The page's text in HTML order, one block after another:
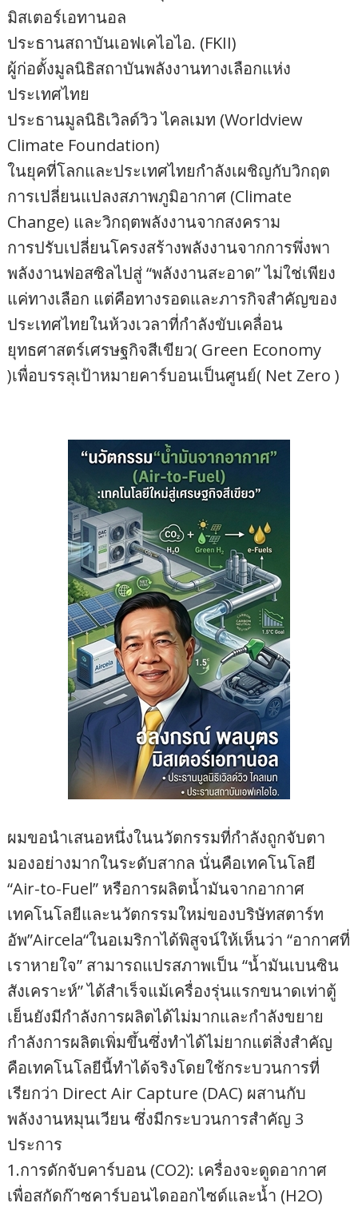
มิสเตอร์เอทานอล
ประธานสถาบันเอฟเคไอไอ. (FKII)
ผู้ก่อตั้งมูลนิธิสถาบันพลังงานทางเลือกแห่ง
ประเทศไทย
ประธานมูลนิธิเวิลด์วิว ไคลเมท (Worldview
Climate Foundation)
ในยุคที่โลกและประเทศไทยกำลังเผชิญกับวิกฤต
การเปลี่ยนแปลงสภาพภูมิอากาศ (Climate
Change) และวิกฤตพลังงานจากสงคราม
การปรับเปลี่ยนโครงสร้างพลังงานจากการพึ่งพา
พลังงานฟอสซิลไปสู่ “พลังงานสะอาด” ไม่ใช่เพียง
แค่ทางเลือก แต่คือทางรอดและภารกิจสำคัญของ
ประเทศไทยในห้วงเวลาที่กำลังขับเคลื่อน
ยุทธศาสตร์เศรษฐกิจสีเขียว( Green Economy
)เพื่อบรรลุเป้าหมายคาร์บอนเป็นศูนย์( Net Zero )
ผมขอนำเสนอหนึ่งในนวัตกรรมที่กำลังถูกจับตา
มองอย่างมากในระดับสากล นั่นคือเทคโนโลยี
“Air-to-Fuel” หรือการผลิตน้ำมันจากอากาศ
เทคโนโลยีและนวัตกรรมใหม่ของบริษัทสตาร์ท
อัพ”Aircela“ในอเมริกาได้พิสูจน์ให้เห็นว่า “อากาศที่
เราหายใจ” สามารถแปรสภาพเป็น “น้ำมันเบนซิน
สังเคราะห์” ได้สำเร็จแม้เครื่องรุ่นแรกขนาดเท่าตู้
เย็นยังมีกำลังการผลิตได้ไม่มากและกำลังขยาย
กำลังการผลิตเพิ่มขึ้นซึ่งทำได้ไม่ยากแต่สิ่งสำคัญ
คือเทคโนโลยีนี้ทำได้จริงโดยใช้กระบวนการที่
เรียกว่า Direct Air Capture (DAC) ผสานกับ
พลังงานหมุนเวียน ซึ่งมีกระบวนการสำคัญ 3
ประการ
1.การดักจับคาร์บอน (CO2): เครื่องจะดูดอากาศ
เพื่อสกัดก๊าซคาร์บอนไดออกไซด์และน้ำ (H2O)